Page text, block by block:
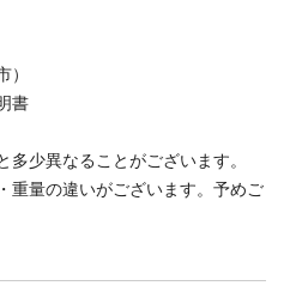
）
書
少異なることがございます。
重量の違いがございます。予めご